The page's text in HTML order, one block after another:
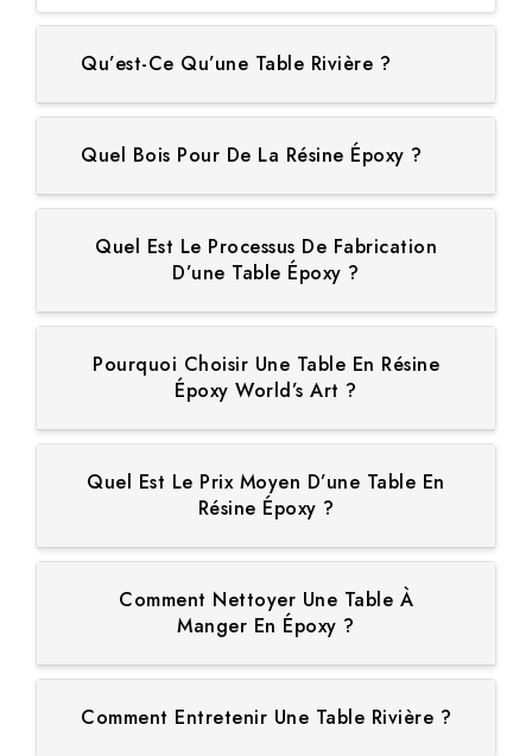
Qu’est-Ce Qu’une Table Rivière ?
Quel Bois Pour De La Résine Époxy ?
Quel Est Le Processus De Fabrication
D’une Table Époxy ?
Pourquoi Choisir Une Table En Résine
Époxy World’s Art ?
Quel Est Le Prix Moyen D’une Table En
Résine Époxy ?
Comment Nettoyer Une Table À
Manger En Époxy ?
Comment Entretenir Une Table Rivière ?